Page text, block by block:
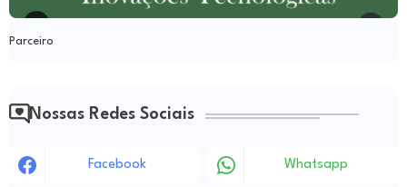
Parceiro
Nossas Redes Sociais
Facebook Whatsapp